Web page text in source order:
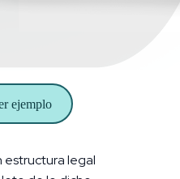
ejemplo
estructura legal